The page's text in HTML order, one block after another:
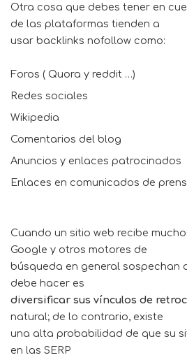
Otra cosa que debes tener en
de las plataformas tienden a
usar backlinks nofollow como:
Foros ( Quora y reddit …)
Redes sociales
Wikipedia
Comentarios del blog
Anuncios y enlaces patrocinados
Enlaces en comunicados de
Cuando un sitio web recibe
Google y otros motores de
búsqueda en general sospechan
debe hacer es
diversificar sus vínculos de
natural; de lo contrario, existe
una alta probabilidad de que su
en las SERP